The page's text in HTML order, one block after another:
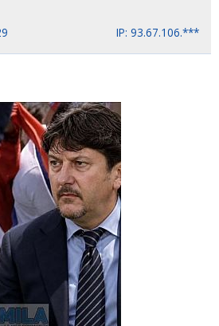
IP: 93.67.106.***